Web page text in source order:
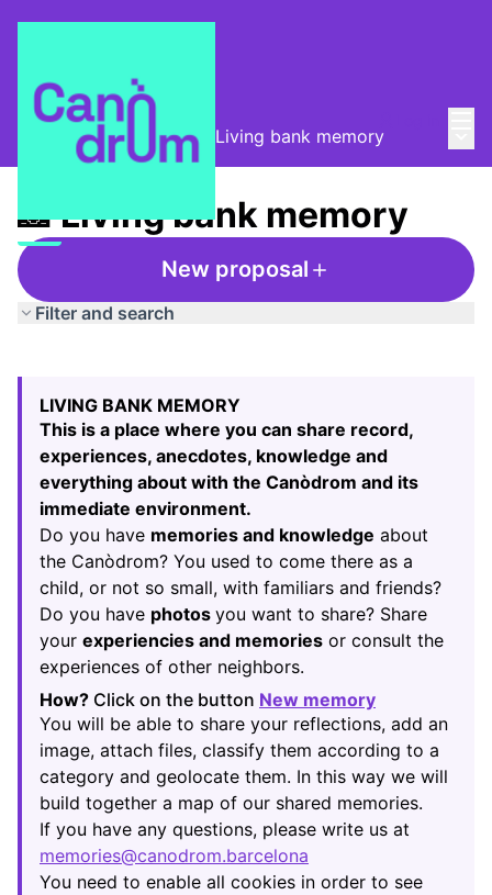
Taula de Memòries / 📸 Living bank memory
📸 Living bank memory
New proposal
Filter and search
−
LIVING BANK MEMORY
This is a place where you can share record,
experiences, anecdotes, knowledge and
everything about with the Canòdrom and its
immediate environment.
Do you have memories and knowledge about
the Canòdrom? You used to come there as a
child, or not so small, with familiars and friends?
Do you have photos you want to share? Share
your experiencies and memories or consult the
experiences of other neighbors.
How? Click on the button New memory
(Opens in
You will be able to share your reflections, add an
image, attach files, classify them according to a
category and geolocate them. In this way we will
build together a map of our shared memories.
If you have any questions, please write us at
memories@canodrom.barcelona
(Opens in new tab)
You need to enable all cookies in order to see